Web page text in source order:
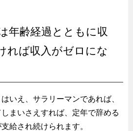
年齢経過とともに収
れば収入がゼロにな
いえ、サラリーマンであれば、
まいさえすれば、定年で辞める
給され続けられます。